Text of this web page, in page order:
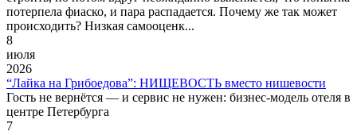
потерпела фиаско, и пара распадается. Почему же так может
происходить? Низкая самооценк...
8
июля
2026
“Лайка на Грибоедова”: НИЩЕВОСТЬ вместо нишевости
Гость не вернётся — и сервис не нужен: бизнес-модель отеля в
центре Петербурга
7